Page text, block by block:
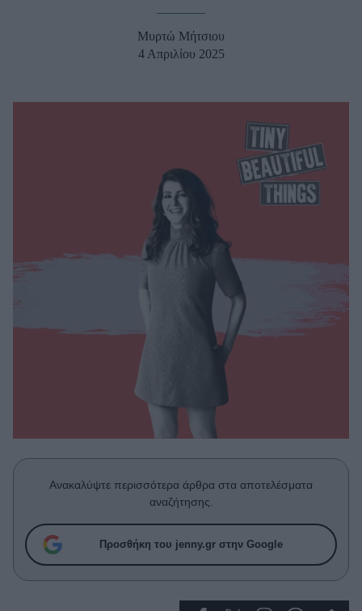
Parenting
Συνεντεύξεις
Ask the Guru
Success Stories
Μυρτώ Μήτσιου
4 Απριλίου 2025
Ανακαλύψτε περισσότερα άρθρα στα αποτελέσματα
αναζήτησης.
Προσθήκη του jenny.gr στην Google